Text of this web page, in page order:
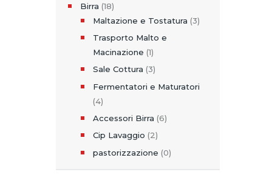
Birra (18)
Maltazione e Tostatura (3)
Trasporto Malto e
Macinazione (1)
Sale Cottura (3)
Fermentatori e Maturatori
(4)
Accessori Birra (6)
Cip Lavaggio (2)
pastorizzazione (0)